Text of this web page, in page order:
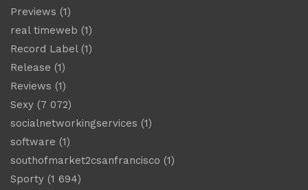
Previews (1)
real timeweb (1)
Record Label(1)
Release (1)
Reviews (1)
Sexy (7 072)
socialnetworkingservices (1)
software (1)
southofmarket2csanfrancisco (1)
Sporty (1 694)